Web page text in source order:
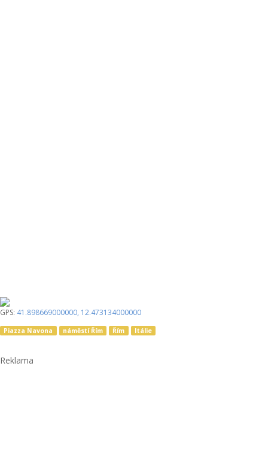
GPS: 41.898669000000, 12.473134000000
Piazza Navona náměstí Řím Řím Itálie
Reklama